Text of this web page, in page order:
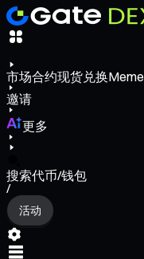
市场合约现货兑换Meme
邀请
更多
搜索代币/钱包
/
活动